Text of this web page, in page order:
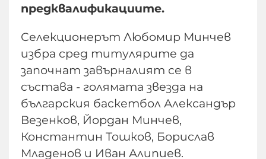
предквалификациите.
Селекционерът Любомир Минчев
избра сред титулярите да
започнат завърналият се в
състава - голямата звезда на
българския баскетбол Александър
Везенков, Йордан Минчев,
Константин Тошков, Борислав
Младенов и Иван Алипиев.